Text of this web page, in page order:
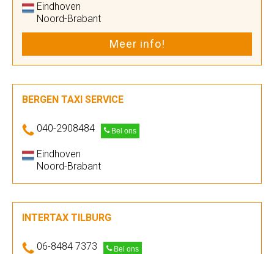
Eindhoven
Noord-Brabant
Meer info!
BERGEN TAXI SERVICE
040-2908484 Bel ons
Eindhoven
Noord-Brabant
INTERTAX TILBURG
06-8484 7373 Bel ons